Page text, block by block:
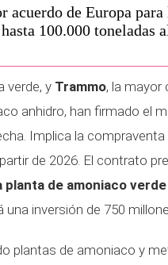
de Europa
100.000 toneladas
verde, y Trammo, la mayor
anhidro, han firmado el
Implica la compraventa
de 2026. El contrato
planta de amoniaco verde
inversión de 750
plantas de amoniaco y